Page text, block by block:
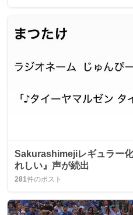
Sakurashimejiレギュラー
れしい』声が続出
281件のポスト